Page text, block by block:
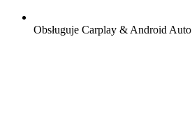
Obsługuje Carplay & Android Auto